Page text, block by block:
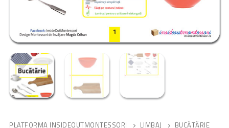
PLATFORMA INSIDEOUTMONTESSORI LIMBAJ BUCĂTĂRIE